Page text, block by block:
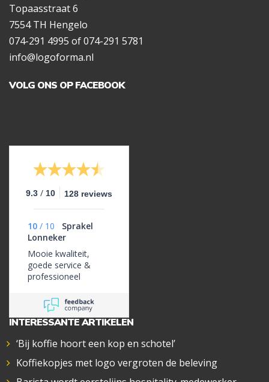
Topaasstraat 6
7554 TH Hengelo
074-291 4995 of 074-291 5781
info@logoforma.nl
VOLG ONS OP FACEBOOK
9.3 / 10 128 reviews
10 / 10
Sprakel
Lonneker
Mooie kwaliteit,
goede service &
professioneel
INTERESSANTE ARTIKELEN
‘Bij koffie hoort een kop en schotel’
Koffiekopjes met logo vergroten de beleving